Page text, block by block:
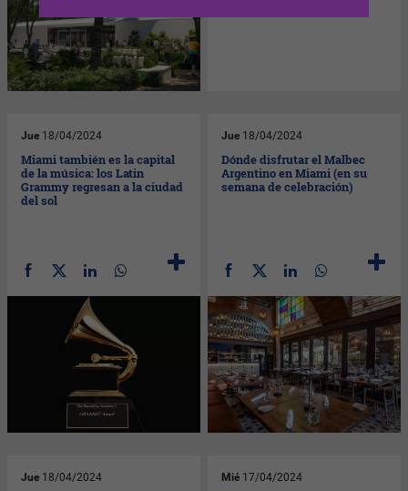
Jue 18/04/2024
Miami también es la capital
de la música: los Latin
Grammy regresan a la ciudad
del sol
Jue 18/04/2024
Dónde disfrutar el Malbec
Argentino en Miami (en su
semana de celebración)
Jue 18/04/2024 Mié 17/04/2024